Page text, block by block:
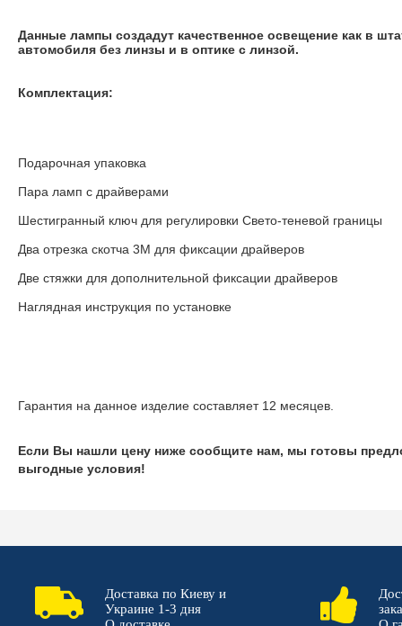
Данные лампы создадут качественное освещение как в
автомобиля без линзы и в оптике с линзой.
Комплектация:
Подарочная упаковка
Пара ламп с драйверами
Шестигранный ключ для регулировки Свето-теневой границы
Два отрезка скотча 3M для фиксации драйверов
Две стяжки для дополнительной фиксации драйверов
Наглядная инструкция по установке
Гарантия на данное изделие составляет 12 месяцев.
Если Вы нашли цену ниже сообщите нам, мы готовы
выгодные условия!
Доставка по Киеву и
Украине 1-3 дня